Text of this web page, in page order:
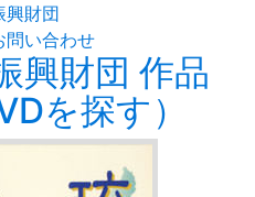
興財団
問い合わせ
興財団 作品
を探す）